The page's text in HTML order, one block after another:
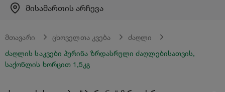
მისამართის არჩევა
მთავარი ცხოველთა კვება
ძაღლი
ძაღლის საკვები პურინა ზრდასრული ძაღლებისათვის,
საქონლის ხორცით 1,5კგ